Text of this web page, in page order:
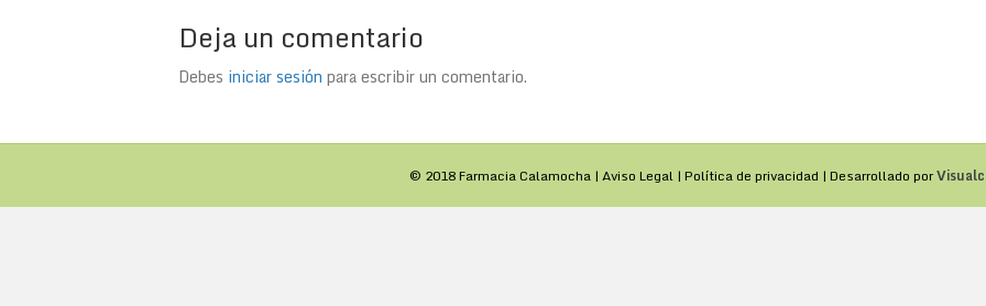
Deja un comentario
Debes iniciar sesión para escribir un comentario.
© 2018 Farmacia Calamocha | Aviso Legal | Política de privacidad | Desarrollado por